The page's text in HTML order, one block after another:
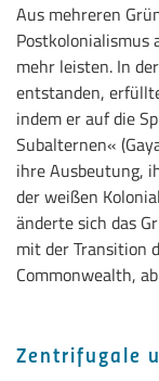
Aus mehreren
mehr leisten. In
entstanden,
indem er auf die
Subalternen«
ihre Ausbeutung,
der weißen
änderte sich das
mit der Transition
Commonwealth,
Zentrifugale